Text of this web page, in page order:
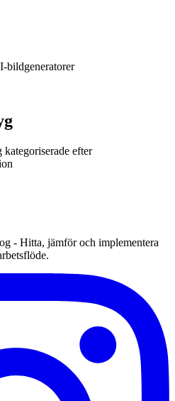
bildgeneratorer
efter
- Hitta, jämför och implementera